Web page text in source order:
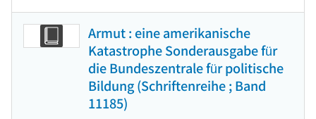
Armut : eine amerikanische
Katastrophe Sonderausgabe für
die Bundeszentrale für politische
Bildung (Schriftenreihe ; Band
11185)